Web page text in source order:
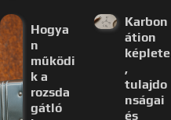
Hogya
n
működi
k a
rozsda
gátló
Karbon
átion
képlete
,
tulajdo
nságai
és